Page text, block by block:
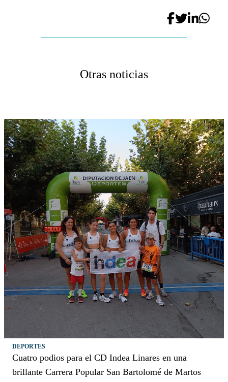
Otras noticias
DEPORTES
Cuatro podios para el CD Indea Linares en una
brillante Carrera Popular San Bartolomé de Martos